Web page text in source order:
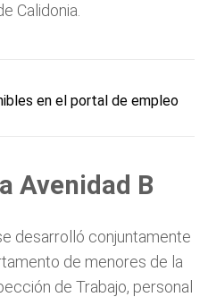
Calidonia.
en el portal de empleo
Avenidad B
desarrolló conjuntamente
de menores de la
de Trabajo, personal